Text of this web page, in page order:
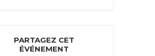
PARTAGEZ CET
ÉVÉNEMENT